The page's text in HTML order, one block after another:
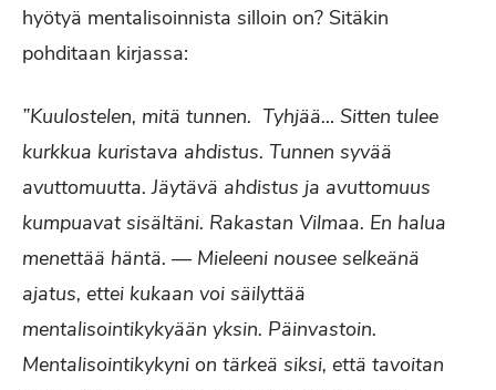
hyötyä mentalisoinnista silloin on? Sitäkin
pohditaan kirjassa:
”Kuulostelen, mitä tunnen. Tyhjää… Sitten tulee
kurkkua kuristava ahdistus. Tunnen syvää
avuttomuutta. Jäytävä ahdistus ja avuttomuus
kumpuavat sisältäni. Rakastan Vilmaa. En halua
menettää häntä. — Mieleeni nousee selkeänä
ajatus, ettei kukaan voi säilyttää
mentalisointikykyään yksin. Päinvastoin.
Mentalisointikykyni on tärkeä siksi, että tavoitan